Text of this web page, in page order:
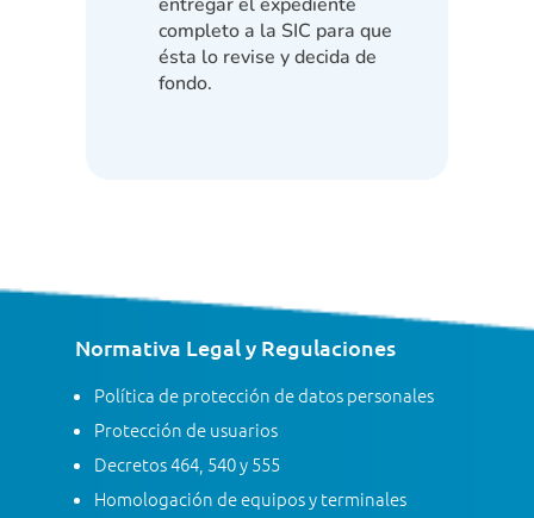
completo a la SIC para que
ésta lo revise y decida de
fondo.
Normativa Legal y Regulaciones
Política de protección de datos personales
Protección de usuarios
Decretos 464, 540 y 555
Homologación de equipos y terminales